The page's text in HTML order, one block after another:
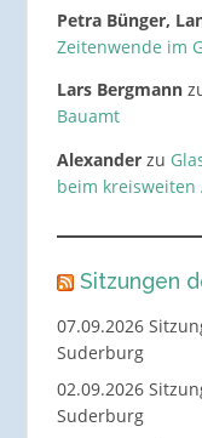
Petra Bünger,
Zeitenwende im
Lars Bergmann
Bauamt
Alexanderzu
beim kreisweiten
Sitzungen
07.09.2026
Suderburg
02.09.2026
Suderburg